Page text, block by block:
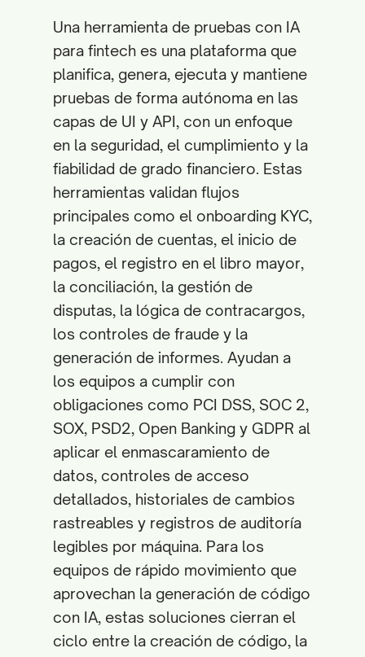
Una herramienta de pruebas con IA
para fintech es una plataforma que
planifica, genera, ejecuta y mantiene
pruebas de forma autónoma en las
capas de UI y API, con un enfoque
en la seguridad, el cumplimiento y la
fiabilidad de grado financiero. Estas
herramientas validan flujos
principales como el onboarding KYC,
la creación de cuentas, el inicio de
pagos, el registro en el libro mayor,
la conciliación, la gestión de
disputas, la lógica de contracargos,
los controles de fraude y la
generación de informes. Ayudan a
los equipos a cumplir con
obligaciones como PCI DSS, SOC 2,
SOX, PSD2, Open Banking y GDPR al
aplicar el enmascaramiento de
datos, controles de acceso
detallados, historiales de cambios
rastreables y registros de auditoría
legibles por máquina. Para los
equipos de rápido movimiento que
aprovechan la generación de código
con IA, estas soluciones cierran el
ciclo entre la creación de código, la